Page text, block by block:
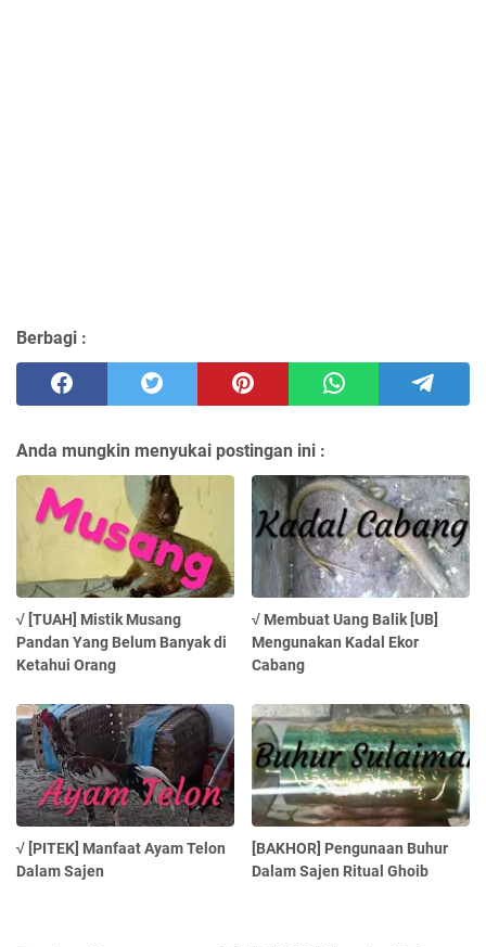
Berbagi :
Anda mungkin menyukai postingan ini :
√ [TUAH] Mistik Musang
Pandan Yang Belum Banyak di
Ketahui Orang
√ Membuat Uang Balik [UB]
Mengunakan Kadal Ekor
Cabang
√ [PITEK] Manfaat Ayam Telon
Dalam Sajen
[BAKHOR] Pengunaan Buhur
Dalam Sajen Ritual Ghoib